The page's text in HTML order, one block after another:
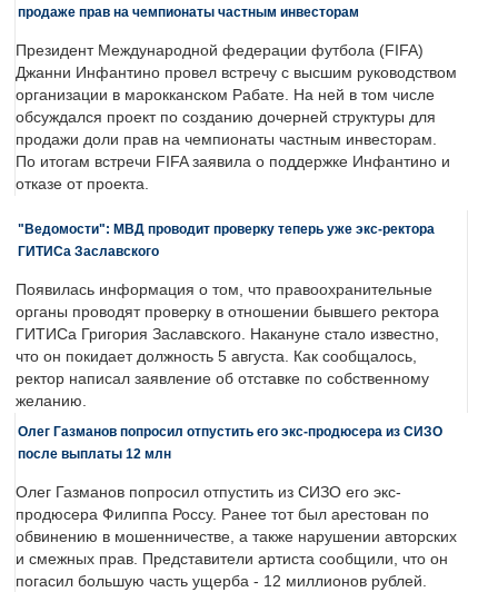
продаже прав на чемпионаты частным инвесторам
Президент Международной федерации футбола (FIFA)
Джанни Инфантино провел встречу с высшим руководством
организации в марокканском Рабате. На ней в том числе
обсуждался проект по созданию дочерней структуры для
продажи доли прав на чемпионаты частным инвесторам.
По итогам встречи FIFA заявила о поддержке Инфантино и
отказе от проекта.
"Ведомости": МВД проводит проверку теперь уже экс-ректора
ГИТИСа Заславского
Появилась информация о том, что правоохранительные
органы проводят проверку в отношении бывшего ректора
ГИТИСа Григория Заславского. Накануне стало известно,
что он покидает должность 5 августа. Как сообщалось,
ректор написал заявление об отставке по собственному
желанию.
Олег Газманов попросил отпустить его экс-продюсера из СИЗО
после выплаты 12 млн
Олег Газманов попросил отпустить из СИЗО его экс-
продюсера Филиппа Россу. Ранее тот был арестован по
обвинению в мошенничестве, а также нарушении авторских
и смежных прав. Представители артиста сообщили, что он
погасил большую часть ущерба - 12 миллионов рублей.